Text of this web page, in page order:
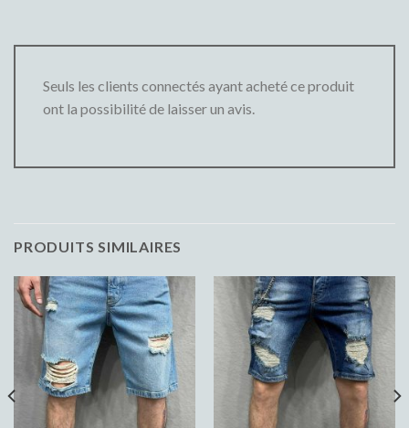
Seuls les clients connectés ayant acheté ce produit
ont la possibilité de laisser un avis.
PRODUITS SIMILAIRES